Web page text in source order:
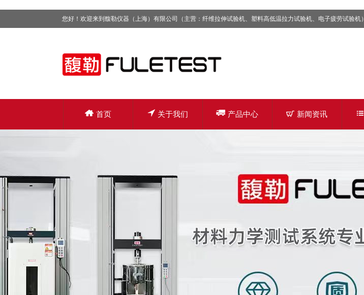
您好！欢迎来到馥勒仪器（上海）有限公司（主营：纤维拉伸试验机、塑料高低温拉力试验机、电子疲劳试验机）
首页 关于我们 产品中心 新闻资讯